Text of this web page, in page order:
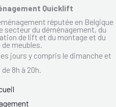
Quicklift
réputée en Belgique
secteur du déménagement, du
de lift et du montage et du
meubles.
jours y compris le dimanche et
8h à 20h.